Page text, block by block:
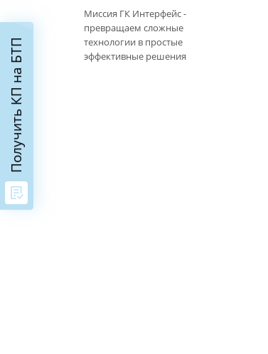
Миссия ГК Интерфейс -
превращаем сложные
технологии в простые
эффективные решения
Получить КП на БТП